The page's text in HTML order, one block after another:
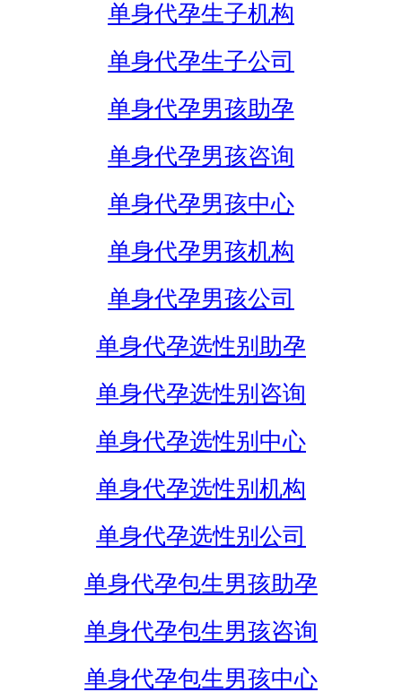
单身代孕生子机构
单身代孕生子公司
单身代孕男孩助孕
单身代孕男孩咨询
单身代孕男孩中心
单身代孕男孩机构
单身代孕男孩公司
单身代孕选性别助孕
单身代孕选性别咨询
单身代孕选性别中心
单身代孕选性别机构
单身代孕选性别公司
单身代孕包生男孩助孕
单身代孕包生男孩咨询
单身代孕包生男孩中心